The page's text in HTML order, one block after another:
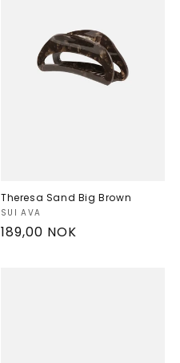
Theresa Sand Big Brown
Selger:
SUI AVA
Vanlig
189,00 NOK